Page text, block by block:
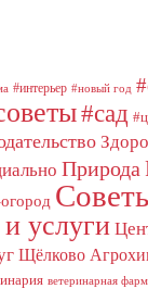
#интерьер #новый год
#сад
Природа
услуги
Щёлково
ветеринарная